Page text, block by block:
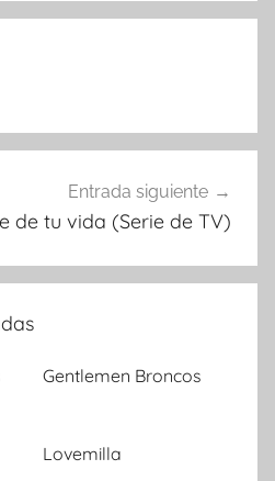
Entrada siguiente
de tu vida (Serie de TV)
Gentlemen Broncos
Lovemilla